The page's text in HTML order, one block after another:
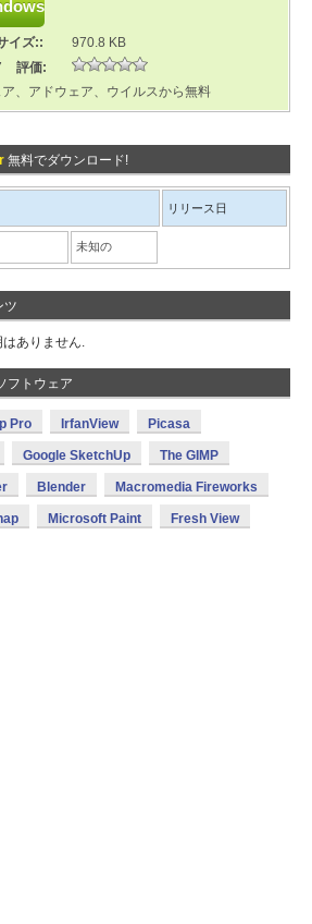
イズ::
970.8 KB
評価:
、アドウェア、ウイルスから無料
無料でダウンロード!
リリース日
未知の
ツ
ありません.
フトウェア
Pro IrfanView Picasa
Google SketchUp The GIMP
Blender Macromedia Fireworks
Microsoft Paint Fresh View